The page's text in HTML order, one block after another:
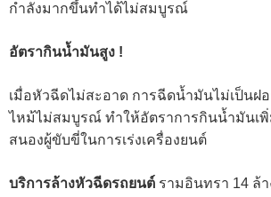
กำลังมากขึ้นทำได้ไม่สมบูรณ์
อัตรากินน้ำมันสูง !
เมื่อหัวฉีดไม่สะอาด การฉีดน้ำมันไม่เป็นฝอ
ไหม้ไม่สมบูรณ์ ทำให้อัตราการกินน้ำมันเ
สนองผู้ขับขี่ในการเร่งเครื่องยนต์
บริการล้างหัวฉีดรถยนต์ รามอินทรา 14 ล้